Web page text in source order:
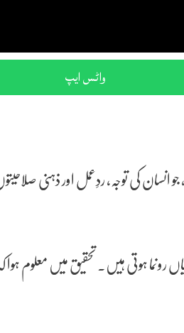
واٹس ایپ
کی توجہ، ردِعمل اور ذہنی صلاحیتوں
ہوتی ہیں۔ تحقیق میں معلوم ہوا